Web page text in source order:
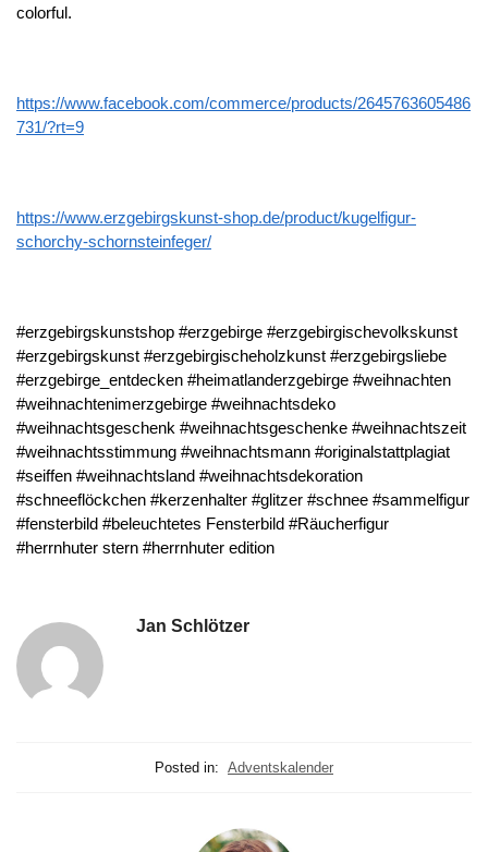
colorful.
https://www.facebook.com/commerce/products/2645763605486
731/?rt=9
https://www.erzgebirgskunst-shop.de/product/kugelfigur-
schorchy-schornsteinfeger/
#erzgebirgskunstshop #erzgebirge #erzgebirgischevolkskunst
#erzgebirgskunst #erzgebirgischeholzkunst #erzgebirgsliebe
#erzgebirge_entdecken #heimatlanderzgebirge #weihnachten
#weihnachtenimerzgebirge #weihnachtsdeko
#weihnachtsgeschenk #weihnachtsgeschenke #weihnachtszeit
#weihnachtsstimmung #weihnachtsmann #originalstattplagiat
#seiffen #weihnachtsland #weihnachtsdekoration
#schneeflöckchen #kerzenhalter #glitzer #schnee #sammelfigur
#fensterbild #beleuchtetes Fensterbild #Räucherfigur
#herrnhuter stern #herrnhuter edition
Jan Schlötzer
Posted in: Adventskalender